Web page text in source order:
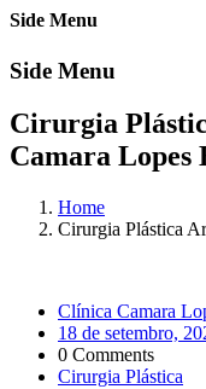
Side Menu
Side Menu
Cirurgia
Camara Lopes
Home
Cirurgia Plástica
Clínica Camara
18 de setembro,
0 Comments
Cirurgia Plástica